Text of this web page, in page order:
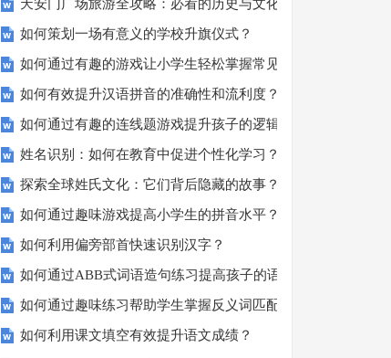
天安门广场旅游全攻略：必看的历史与文化景点
如何策划一场有意义的学校升旗仪式？
如何通过有趣的游戏让小学生轻松掌握常见姓氏？
如何有效提升汉语拼音的准确性和流利度？这里有妙招！
如何通过有趣的连线题游戏提升孩子的逻辑思维能力？
姓名识别：如何在教育中促进个性化学习？
探索全球姓氏文化：它们背后隐藏的故事？
如何通过趣味游戏提高小学生的拼音水平？
如何利用偏旁部首快速识别汉字？
如何通过ABB式词语造句练习提高孩子的语言表达能力？
如何通过趣味练习帮助学生掌握反义词匹配？
如何利用课文填空有效提升语文成绩？